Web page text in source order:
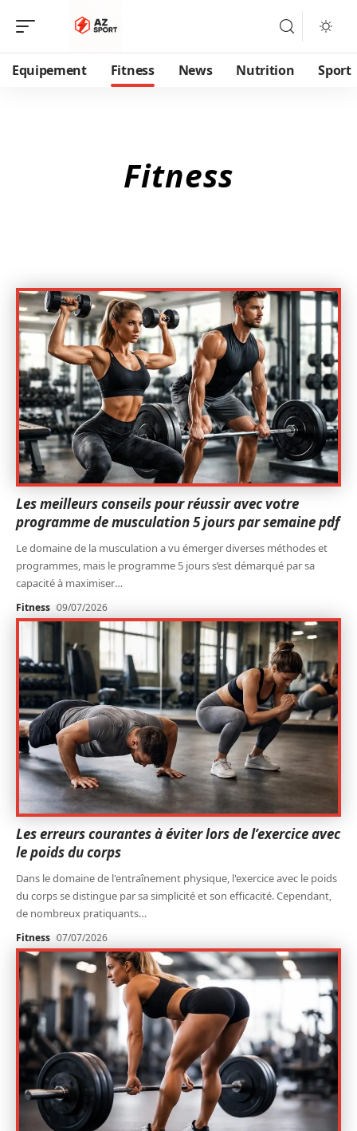
Equipement Fitness News Nutrition Sport
Fitness
Les meilleurs conseils pour réussir avec votre
programme de musculation 5 jours par semaine pdf
Le domaine de la musculation a vu émerger diverses méthodes et
programmes, mais le programme 5 jours s’est démarqué par sa
capacité à maximiser…
Fitness 09/07/2026
Les erreurs courantes à éviter lors de l’exercice avec
le poids du corps
Dans le domaine de l'entraînement physique, l'exercice avec le poids
du corps se distingue par sa simplicité et son efficacité. Cependant,
de nombreux pratiquants…
Fitness 07/07/2026